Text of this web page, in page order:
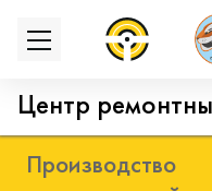
Центр
Производство